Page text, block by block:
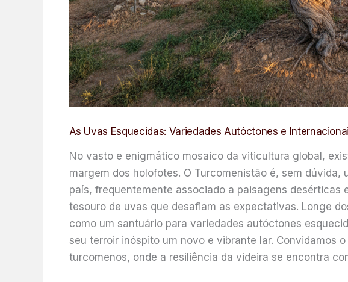
As Uvas Esquecidas: Variedades Autóctones e
No vasto e enigmático mosaico da viticultura global,
margem dos holofotes. O Turcomenistão é, sem
país, frequentemente associado a paisagens
tesouro de uvas que desafiam as expectativas. Longe
como um santuário para variedades autóctones
seu terroir inóspito um novo e vibrante lar. Convidamos
turcomenos, onde a resiliência da videira se encontra